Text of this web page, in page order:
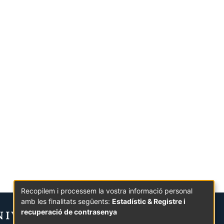
Recopilem i processem la vostra informació personal
amb les finalitats següents: Estadístic & Registre i
recuperació de contrasenya